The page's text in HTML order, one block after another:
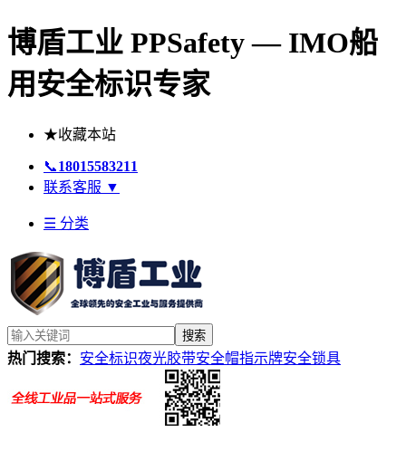
博盾工业 PPSafety — IMO船
用安全标识专家
★收藏本站
📞18015583211
联系客服 ▼
☰ 分类
搜索
热门搜索： 安全标识夜光胶带安全帽指示牌安全锁具